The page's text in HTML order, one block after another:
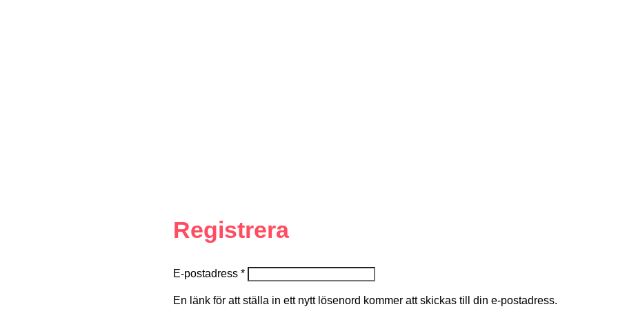
Registrera
E-postadress *
En länk för att ställa in ett nytt lösenord kommer att skickas till din e-postadress.